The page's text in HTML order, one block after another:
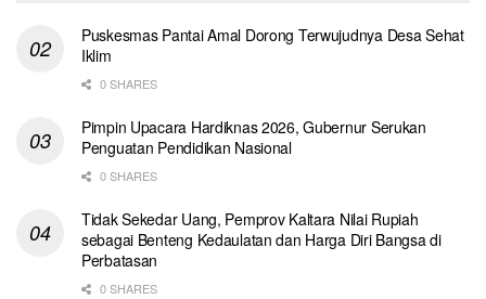
Puskesmas Pantai Amal Dorong Terwujudnya Desa Sehat
Iklim
0 SHARES
Pimpin Upacara Hardiknas 2026, Gubernur Serukan
Penguatan Pendidikan Nasional
0 SHARES
Tidak Sekedar Uang, Pemprov Kaltara Nilai Rupiah
sebagai Benteng Kedaulatan dan Harga Diri Bangsa di
Perbatasan
0 SHARES